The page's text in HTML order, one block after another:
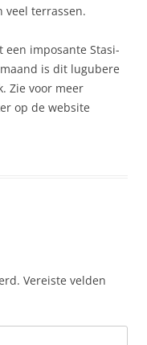
veel terrassen.
een imposante Stasi-
is dit lugubere
Zie voor meer
op de website
Vereiste velden